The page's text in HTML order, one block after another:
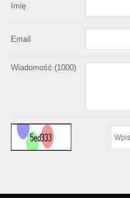
Imię
Email
Wiadomość (1000)